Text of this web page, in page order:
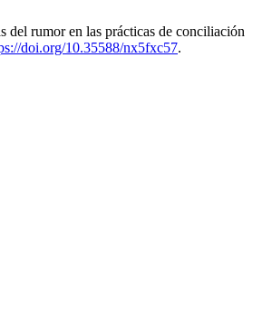
del rumor en las prácticas de conciliación
doi.org/10.35588/nx5fxc57.